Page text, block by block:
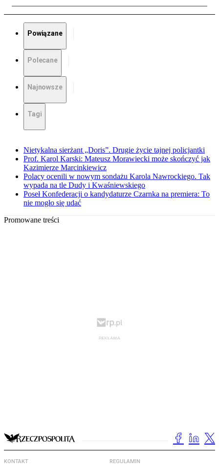
Powiązane
Polecane
Najnowsze
Tagi
Nietykalna sierżant „Doris”. Drugie życie tajnej policjantki
Prof. Karol Karski: Mateusz Morawiecki może skończyć jak
Kazimierze Marcinkiewicz
Polacy ocenili w nowym sondażu Karola Nawrockiego. Tak
wypada na tle Dudy i Kwaśniewskiego
Poseł Konfederacji o kandydaturze Czarnka na premiera: To
nie mogło się udać
Promowane treści
KONTAKT REGULAMIN